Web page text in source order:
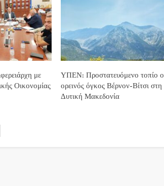
με
Οικονομίας
ΥΠΕΝ: Προστατευόμενο τοπίο ο
ορεινός όγκος Βέρνον-Βίτσι στη
Δυτική Μακεδονία